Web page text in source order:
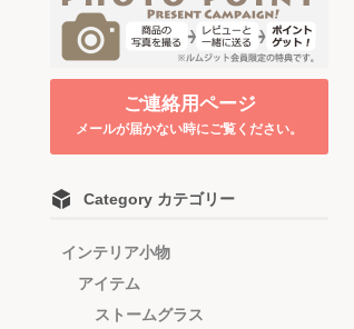
ご連絡用ページ
メールが届かない時にご覧ください。
Category カテゴリー
インテリア小物
アイテム
ストームグラス